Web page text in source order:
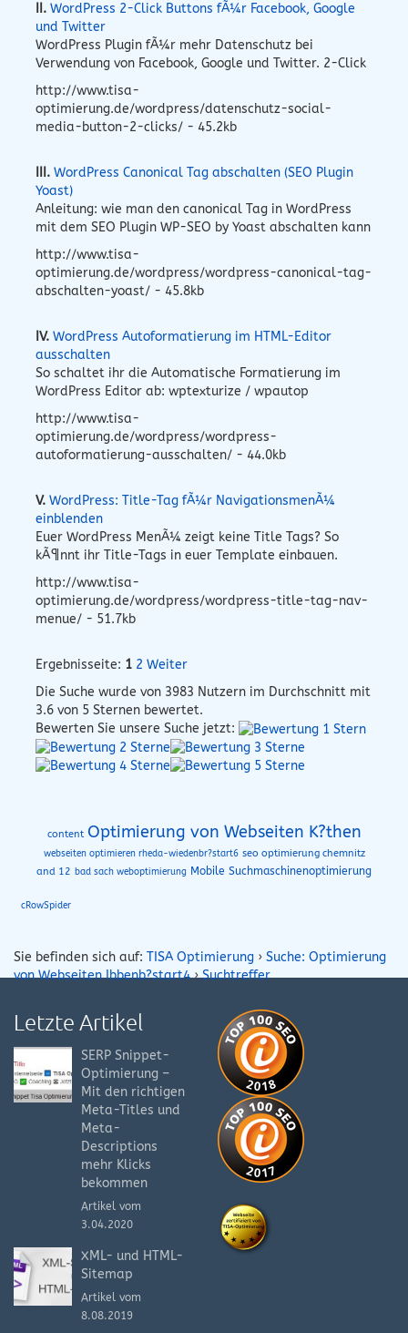
II. WordPress 2-Click Buttons fÃ¼r Facebook, Google
und Twitter
WordPress Plugin fÃ¼r mehr Datenschutz bei
Verwendung von Facebook, Google und Twitter. 2-Click
http://www.tisa-
optimierung.de/wordpress/datenschutz-social-
media-button-2-clicks/ - 45.2kb
III. WordPress Canonical Tag abschalten (SEO Plugin
Yoast)
Anleitung: wie man den canonical Tag in WordPress
mit dem SEO Plugin WP-SEO by Yoast abschalten kann
http://www.tisa-
optimierung.de/wordpress/wordpress-canonical-tag-
abschalten-yoast/ - 45.8kb
IV. WordPress Autoformatierung im HTML-Editor
ausschalten
So schaltet ihr die Automatische Formatierung im
WordPress Editor ab: wptexturize / wpautop
http://www.tisa-
optimierung.de/wordpress/wordpress-
autoformatierung-ausschalten/ - 44.0kb
V. WordPress: Title-Tag fÃ¼r NavigationsmenÃ¼
einblenden
Euer WordPress MenÃ¼ zeigt keine Title Tags? So
kÃ¶nnt ihr Title-Tags in euer Template einbauen.
http://www.tisa-
optimierung.de/wordpress/wordpress-title-tag-nav-
menue/ - 51.7kb
Ergebnisseite: 1 2 Weiter
Die Suche wurde von 3983 Nutzern im Durchschnitt mit
3.6 von 5 Sternen bewertet.
Bewerten Sie unsere Suche jetzt:
content Optimierung von Webseiten K?then
webseiten optimieren rheda-wiedenbr?start6 seo optimierung chemnitz
and 12 bad sach weboptimierung Mobile Suchmaschinenoptimierung
cRowSpider
Sie befinden sich auf: TISA Optimierung › Suche: Optimierung
von Webseiten Ibbenb?start4›Suchtreffer
Letzte Artikel
SERP Snippet-
Optimierung –
Mit den richtigen
Meta-Titles und
Meta-
Descriptions
mehr Klicks
bekommen
Artikel vom
3.04.2020
XML- und HTML-
Sitemap
Artikel vom
8.08.2019